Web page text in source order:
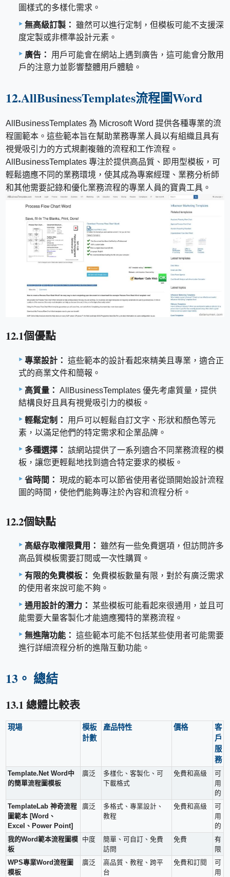
圖樣式的多樣化需求。
無高級訂製：
雖然可以進行定制，但模板可能不支援深
度定製或非標準設計元素。
廣告：
用戶可能會在網站上遇到廣告，這可能會分散用
戶的注意力並影響整體用戶體驗。
12.AllBusinessTemplates流程圖Word
AllBusinessTemplates 為 Microsoft Word 提供各種專業的流
程圖範本。這些範本旨在幫助業務專業人員以有組織且具有
視覺吸引力的方式規劃複雜的流程和工作流程。
AllBusinessTemplates 專注於提供高品質、即用型模板，可
輕鬆適應不同的業務環境，使其成為專案經理、業務分析師
和其他需要記錄和優化業務流程的專業人員的寶貴工具。
12.1個優點
專業設計： 這些範本的設計看起來精美且專業，適合正
式的商業文件和簡報。
高質量： AllBusinessTemplates 優先考慮質量，提供
結構良好且具有視覺吸引力的模板。
輕鬆定制：
用戶可以輕鬆自訂文字、形狀和顏色等元
素，以滿足他們的特定需求和企業品牌。
多種選擇： 該網站提供了一系列適合不同業務流程的模
板，讓您更輕鬆地找到適合特定要求的模板。
省時間： 現成的範本可以節省使用者從頭開始設計流程
圖的時間，使他們能夠專注於內容和流程分析。
12.2個缺點
高級存取權限費用：
雖然有一些免費選項，但訪問許多
高品質模板需要訂閱或一次性購買。
有限的免費模板：
免費模板數量有限，對於有廣泛需求
的使用者來說可能不夠。
通用設計的潛力：
某些模板可能看起來很通用，並且可
能需要大量客製化才能適應獨特的業務流程。
無進階功能： 這些範本可能不包括某些使用者可能需要
進行詳細流程分析的進階互動功能。
13。 總結
13.1 總體比較表
現場
模板
計數
產品特性 價格
客
戶
服
務
Template.Net Word中
的簡單流程圖模板
廣泛
多樣化、客製化、可
下載格式
免費和高級
可
用
的
TemplateLab 神奇流程
圖範本 [Word、
Excel、Power Point]
廣泛
多格式、專業設計、
教程
免費和高級
可
用
的
我的Word範本流程圖模
板
中度
簡單、可自訂、免費
訪問
免費
有
限
WPS專業Word流程圖
模板
廣泛
高品質、教程、跨平
台
免費和訂閱
可
用